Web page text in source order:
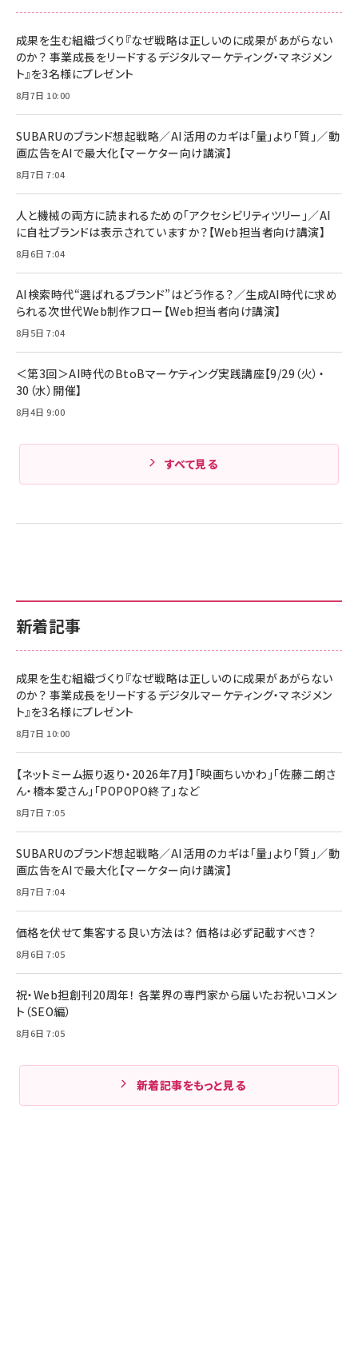
新着記事
成果を生む組織づくり『なぜ戦略は正しいのに成果があがらない
のか？ 事業成長をリードするデジタルマーケティング・マネジメン
ト』を3名様にプレゼント
8月7日 10:00
【ネットミーム振り返り・2026年7月】「映画ちいかわ」「佐藤二朗さ
ん・橋本愛さん」「POPOPO終了」など
8月7日 7:05
SUBARUのブランド想起戦略／AI活用のカギは「量」より「質」／動
画広告をAIで最大化【マーケター向け講演】
8月7日 7:04
価格を伏せて集客する良い方法は？ 価格は必ず記載すべき？
8月6日 7:05
祝・Web担創刊20周年！ 各業界の専門家から届いたお祝いコメン
ト（SEO編）
8月6日 7:05
新着記事をもっと見る
成果を生む組織づくり『なぜ戦略は正しいのに成果があがらない
のか？ 事業成長をリードするデジタルマーケティング・マネジメン
ト』を3名様にプレゼント
8月7日 10:00
SUBARUのブランド想起戦略／AI活用のカギは「量」より「質」／動
画広告をAIで最大化【マーケター向け講演】
8月7日 7:04
人と機械の両方に読まれるための「アクセシビリティツリー」／AI
に自社ブランドは表示されていますか？【Web担当者向け講演】
8月6日 7:04
AI検索時代“選ばれるブランド”はどう作る？／生成AI時代に求め
られる次世代Web制作フロー【Web担当者向け講演】
8月5日 7:04
＜第3回＞AI時代のBtoBマーケティング実践講座【9/29（火）・
30（水）開催】
8月4日 9:00
すべて見る